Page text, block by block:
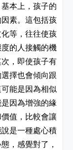
本上，孩子的
素。這包括孩
等，往往使孩
的人接觸的機
，即使孩子有
擇也會傾向跟
能是因為相似
因為增強的緣
值，比較會讓
是一種處心積
，感覺對了，